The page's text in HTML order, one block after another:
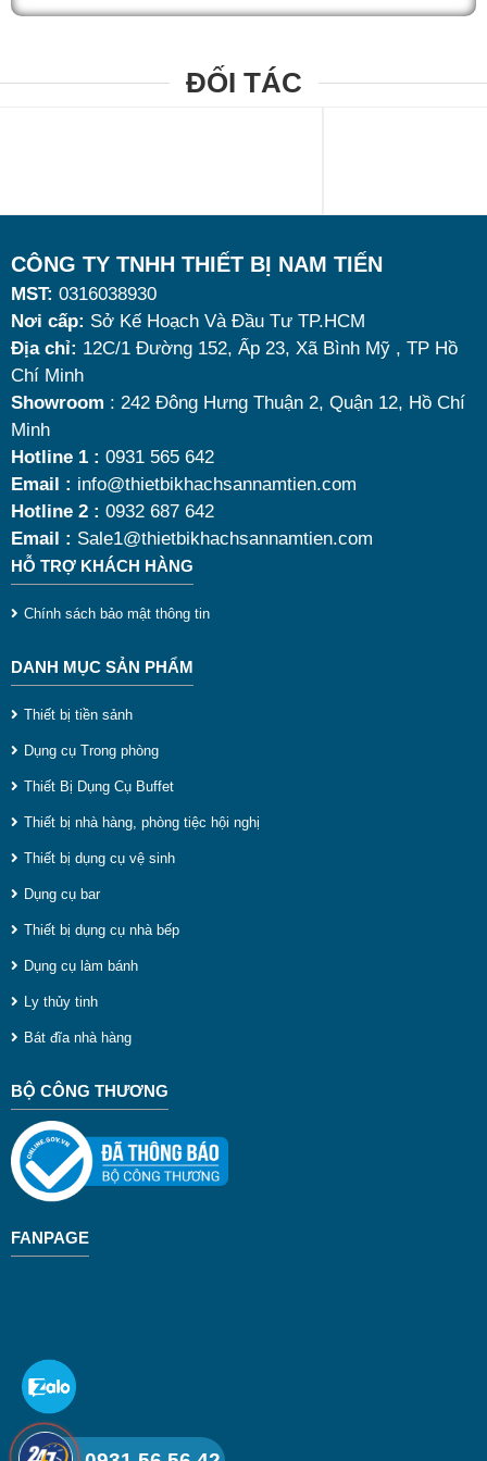
tích vừa đủ cùng kiểu dáng sang trọng.
phí nhất hiện nay.
ĐỐI TÁC
CÔNG TY TNHH THIẾT BỊ NAM TIẾN
MST: 0316038930
Nơi cấp: Sở Kế Hoạch Và Đầu Tư TP.HCM
Địa chỉ: 12C/1 Đường 152, Ấp 23, Xã Bình Mỹ , TP Hồ
Chí Minh
Showroom : 242 Đông Hưng Thuận 2, Quận 12, Hồ Chí
Minh
Hotline 1 : 0931 565 642
Email : info@thietbikhachsannamtien.com
Hotline 2 : 0932 687 642
Email : Sale1@thietbikhachsannamtien.com
HỖ TRỢ KHÁCH HÀNG
Chính sách bảo mật thông tin
DANH MỤC SẢN PHẨM
Thiết bị tiền sảnh
Dụng cụ Trong phòng
Thiết Bị Dụng Cụ Buffet
Thiết bị nhà hàng, phòng tiệc hội nghị
Thiết bị dụng cụ vệ sinh
Dụng cụ bar
Thiết bị dụng cụ nhà bếp
Dụng cụ làm bánh
Ly thủy tinh
Bát đĩa nhà hàng
BỘ CÔNG THƯƠNG
FANPAGE